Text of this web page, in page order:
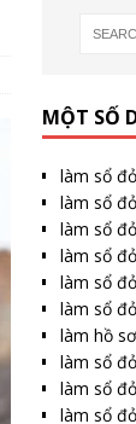
MỘT SỐ
làm sổ
làm sổ
làm sổ
làm sổ
làm sổ
làm sổ
làm hồ
làm sổ
làm sổ
làm sổ